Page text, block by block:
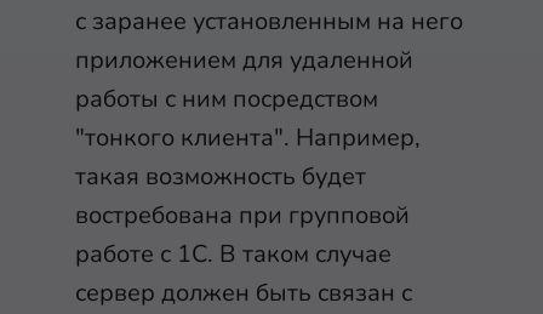
с заранее установленным на него
приложением для удаленной
работы с ним посредством
"тонкого клиента". Например,
такая возможность будет
востребована при групповой
работе с 1С. В таком случае
сервер должен быть связан с